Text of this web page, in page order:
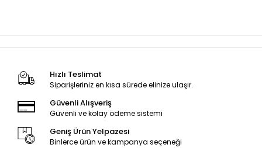
Hızlı Teslimat
Siparişleriniz en kısa sürede elinize ulaşır.
Güvenli Alışveriş
Güvenli ve kolay ödeme sistemi
Geniş Ürün Yelpazesi
Binlerce ürün ve kampanya seçeneği